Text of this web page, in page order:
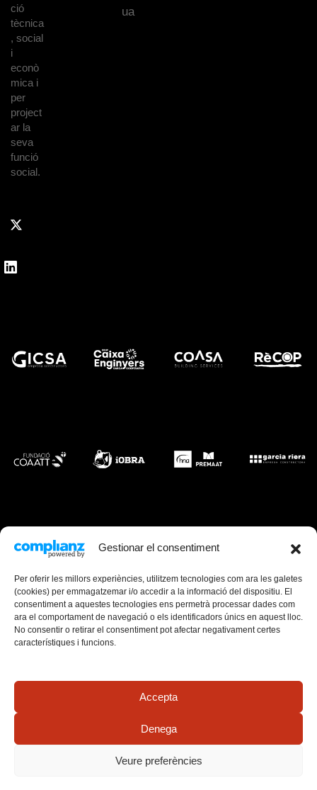
Gestionar el consentiment
Per oferir les millors experiències, utilitzem tecnologies com ara les galetes
(cookies) per emmagatzemar i/o accedir a la informació del dispositiu. El
consentiment a aquestes tecnologies ens permetrà processar dades com
ara el comportament de navegació o els identificadors únics en aquest lloc.
No consentir o retirar el consentiment pot afectar negativament certes
característiques i funcions.
Accepta
Denega
Veure preferències
ció
tècnica
, social
i
econò
mica i
per
project
ar la
seva
funció
social.
ua
© Copyright 2026